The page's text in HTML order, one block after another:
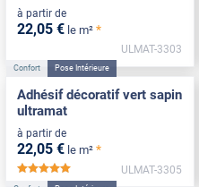
à partir de
22,05 € le m² *
ULMAT-3303
Confort Pose Intérieure
Adhésif décoratif vert sapin
ultramat
à partir de
22,05 € le m² *
ULMAT-3305